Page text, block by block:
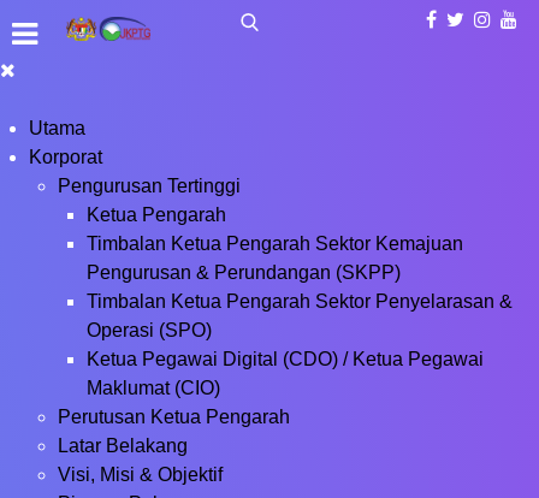
Utama
Korporat
Pengurusan Tertinggi
Ketua Pengarah
Timbalan Ketua Pengarah Sektor Kemajuan
Pengurusan & Perundangan (SKPP)
Timbalan Ketua Pengarah Sektor Penyelarasan &
Operasi (SPO)
Ketua Pegawai Digital (CDO) / Ketua Pegawai
Maklumat (CIO)
Perutusan Ketua Pengarah
Latar Belakang
Visi, Misi & Objektif